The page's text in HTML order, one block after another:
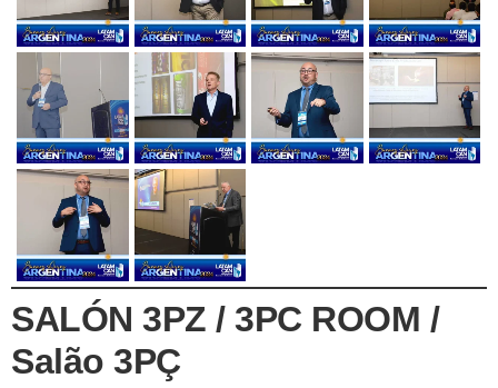
SALÓN 3PZ / 3PC ROOM /
Salão 3PÇ